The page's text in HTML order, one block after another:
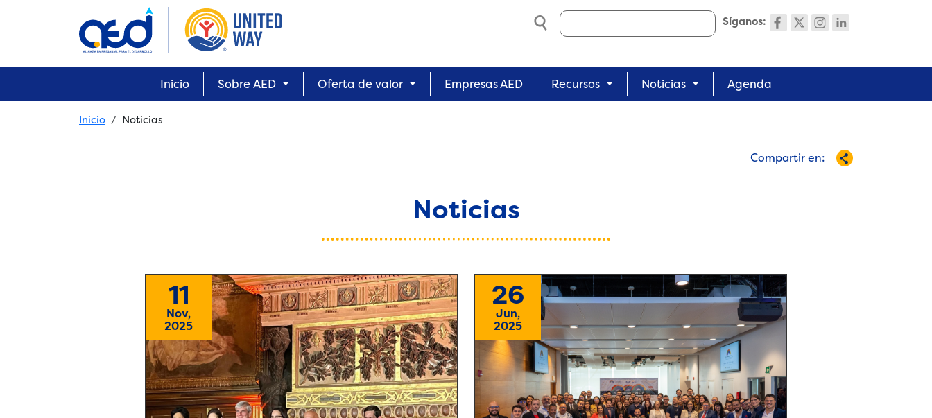
Síganos:
Search
Main navigation
Inicio Sobre AED Oferta de valor Empresas AED Recursos Noticias Agenda
Breadcrumb
Inicio Noticias
Compartir en:
Noticias
11
Nov,
2025
26
Jun,
2025